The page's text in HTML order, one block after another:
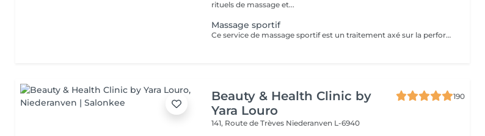
rituels de massage et...
Massage sportif
Ce service de massage sportif est un traitement axé sur la performance conçu pour les personnes actives, les athlètes ou toute personne qui s'entraîne régulièrement. Il combine des techniques profondes et ciblées avec un travail de mobilité pour préparer le corps avant l'exercice, accélérer la récupération après l'entraînement et s'attaquer à la tension musculaire spécifique ou aux schémas de surutilisation qui peuvent affecter la performance et augmenter le risque de blessure. Principaux avantages Prépare les muscles à l'activité physique en augmentant le flux sanguin, la flexibilité et l'amplitude des mouvements, aidant à prévenir les tensions et les blessures. Accélère la récupération en réduisant les douleurs musculaires, en éliminant les déchets métaboliques et en soulageant les tensions dans les zones généralement surchargées de travail telles que les jambes, les mollets et les épaules. Aide à corriger les déséquilibres et les problèmes de surutilisation en libérant les points de déclenchement et le fascia serré, en améliorant la posture, l'efficacité du mouvement et la performance sportive globale.
Beauty & Health Clinic by
Yara Louro
190
141, Route de Trèves Niederanven L-6940